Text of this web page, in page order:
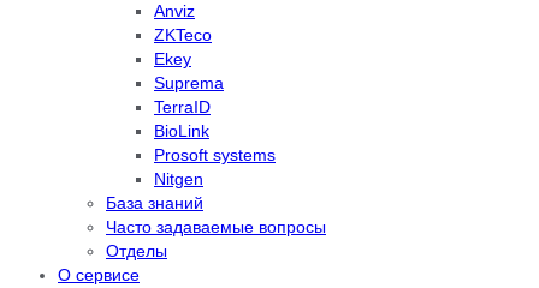
Anviz
ZKTeco
Ekey
Suprema
TerraID
BioLink
Prosoft systems
Nitgen
База знаний
Часто задаваемые вопросы
Отделы
О сервисе